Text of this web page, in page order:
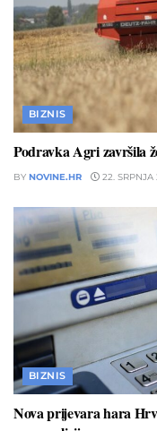
BIZNIS
Podravka Agri završila
BY NOVINE.HR 22. SRPNJA
BIZNIS
Nova prijevara hara